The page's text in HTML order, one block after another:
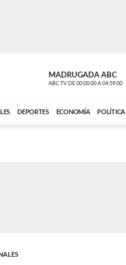
MADRUGADA ABC
ABC TV DE 00:00:00 A 04:59:00
DEPORTES ECONOMÍA POLÍTICA